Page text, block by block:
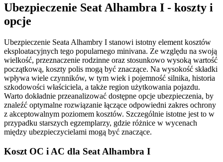
Ubezpieczenie Seat Alhambra I - koszty i
opcje
Ubezpieczenie Seata Alhambry I stanowi istotny element kosztów
eksploatacyjnych tego popularnego minivana. Ze względu na swoją
wielkość, przeznaczenie rodzinne oraz stosunkowo wysoką wartość
początkową, koszty polis mogą być znaczące. Na wysokość składki
wpływa wiele czynników, w tym wiek i pojemność silnika, historia
szkodowości właściciela, a także region użytkowania pojazdu.
Warto dokładnie przeanalizować dostępne opcje ubezpieczenia, by
znaleźć optymalne rozwiązanie łączące odpowiedni zakres ochrony
z akceptowalnym poziomem kosztów. Szczególnie istotne jest to w
przypadku starszych egzemplarzy, gdzie różnice w wycenach
między ubezpieczycielami mogą być znaczące.
Koszt OC i AC dla Seat Alhambra I